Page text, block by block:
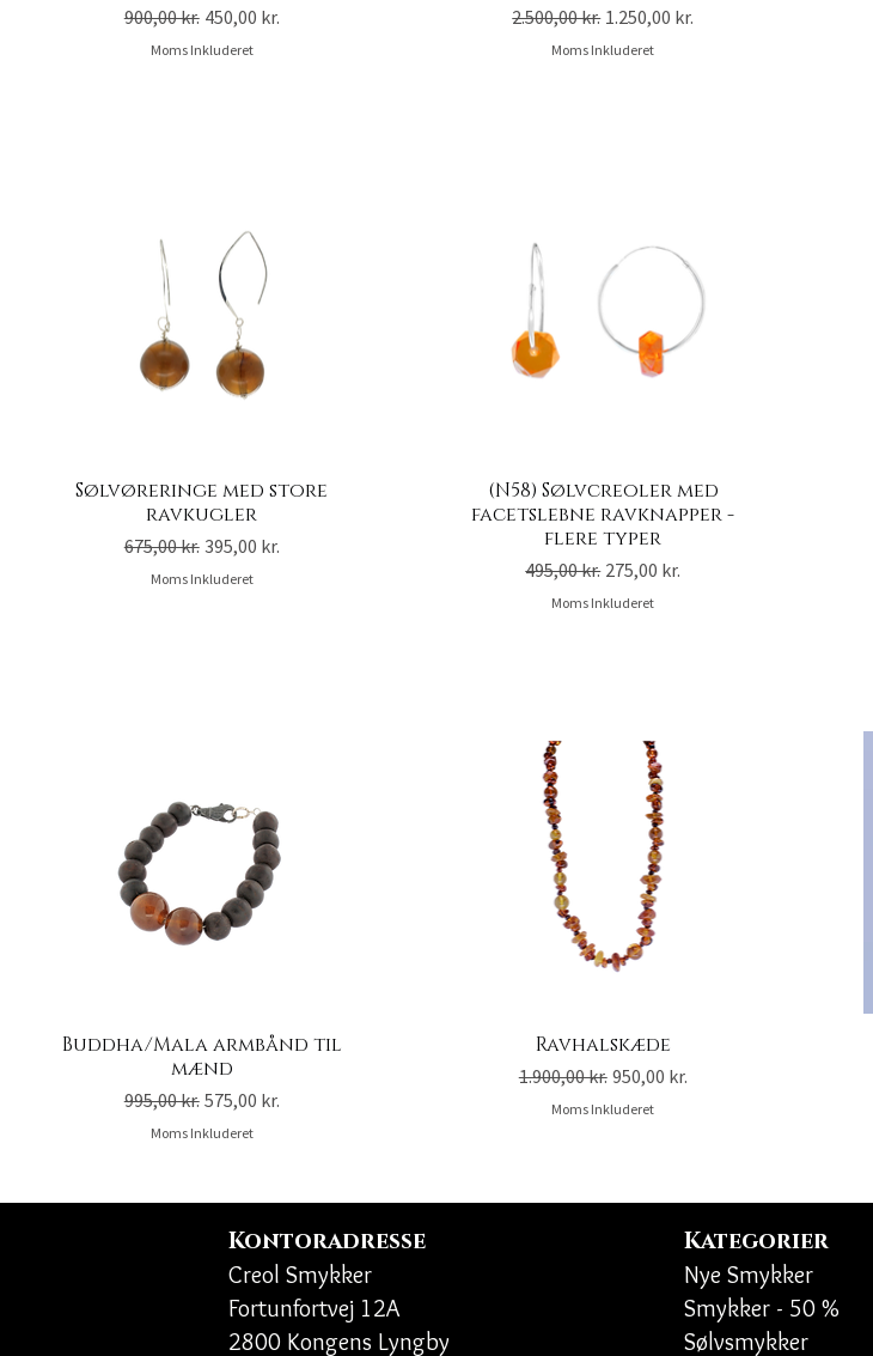
Regulær pris
900,00 kr. Salgspris
450,00 kr.
Moms Inkluderet
Regulær pris
2.500,00 kr. Salgspris
1.250,00 kr.
Moms Inkluderet
Sølvøreringe med store
ravkugler
Regulær pris
675,00 kr. Salgspris
395,00 kr.
Moms Inkluderet
(N58) Sølvcreoler med
facetslebne ravknapper -
flere typer
Regulær pris
495,00 kr. Salgspris
275,00 kr.
Moms Inkluderet
Buddha/Mala armbånd til
mænd
Regulær pris
995,00 kr. Salgspris
575,00 kr.
Moms Inkluderet
Ravhalskæde
Regulær pris
1.900,00 kr. Salgspris
950,00 kr.
Moms Inkluderet
Kontoradresse
Creol Smykker
Fortunfortvej 12A
2800 Kongens Lyngby
Kategorier
Nye Smykker
Smykker - 50 %
Sølvsmykker